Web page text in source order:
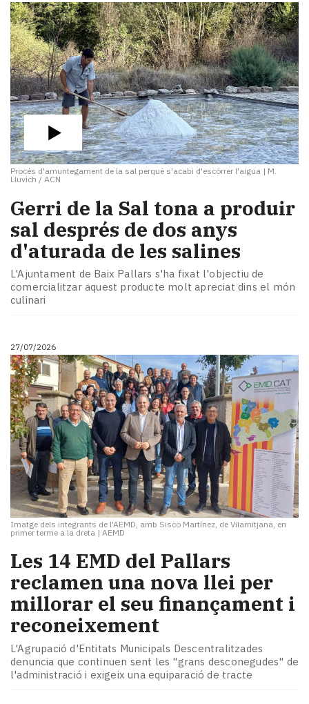
Procés d'amuntegament de la sal perquè s'acabi d'escórrer l'aigua | M.
Lluvich / ACN
​Gerri de la Sal tona a produir
sal després de dos anys
d'aturada de les salines
L'Ajuntament de Baix Pallars s'ha fixat l'objectiu de
comercialitzar aquest producte molt apreciat dins el món
culinari
27/07/2026
Imatge dels integrants de l'AEMD, amb Sisco Martínez, de Vilamitjana, en
primer terme a la dreta | AEMD
​Les 14 EMD del Pallars
reclamen una nova llei per
millorar el seu finançament i
reconeixement
L'Agrupació d'Entitats Municipals Descentralitzades
denuncia que continuen sent les "grans desconegudes" de
l'administració i exigeix una equiparació de tracte